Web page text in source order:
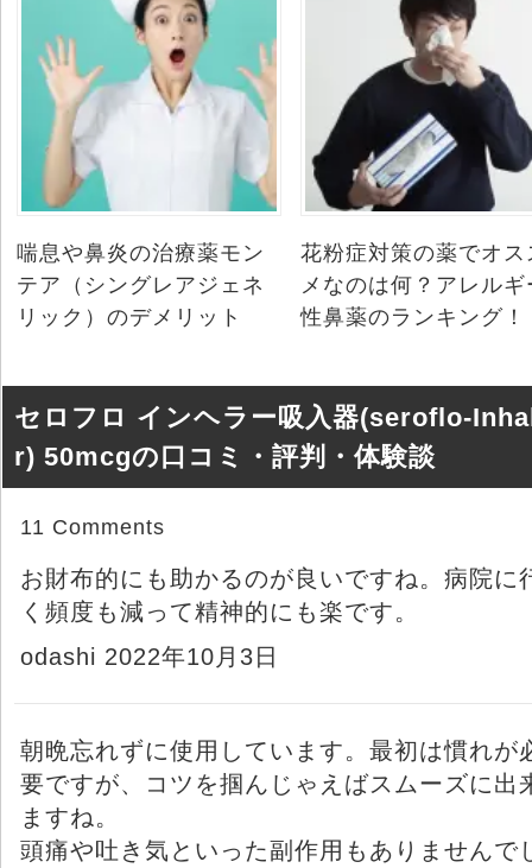
喘息や鼻炎の治療薬モン
テア（シングレアジェネ
リック）のデメリット
花粉症対策の薬でオス
メなのは何？アレルギ
性鼻薬のランキング！
セロフロ インヘラー吸入器(seroflo-
r) 50mcgの口コミ・評判・体験談
11 Comments
お財布的にも助かるのが良いですね。病院に
く頻度も減って精神的にも楽です。
odashi 2022年10月3日
朝晩忘れずに使用しています。最初は慣れが
要ですが、コツを掴んじゃえばスムーズに出
ますね。
頭痛や吐き気といった副作用もありませんで